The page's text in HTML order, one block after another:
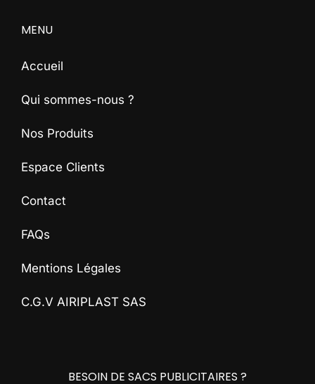
MENU
Accueil
Qui sommes-nous ?
Nos Produits
Espace Clients
Contact
FAQs
Mentions Légales
C.G.V AIRIPLAST SAS
BESOIN DE SACS PUBLICITAIRES ?